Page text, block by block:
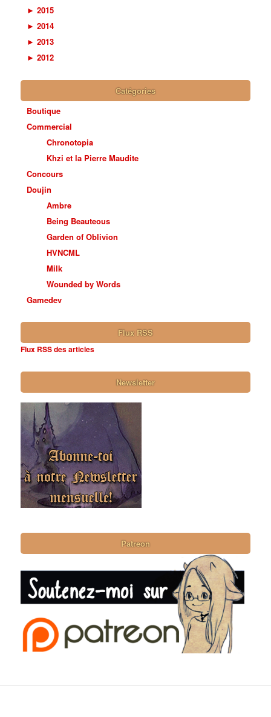
► 2015
► 2014
► 2013
► 2012
Catégories
Boutique
Commercial
Chronotopia
Khzi et la Pierre Maudite
Concours
Doujin
Ambre
Being Beauteous
Garden of Oblivion
HVNCML
Milk
Wounded by Words
Gamedev
Flux RSS
Flux RSS des articles
Newsletter
Patreon